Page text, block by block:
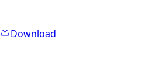
Download